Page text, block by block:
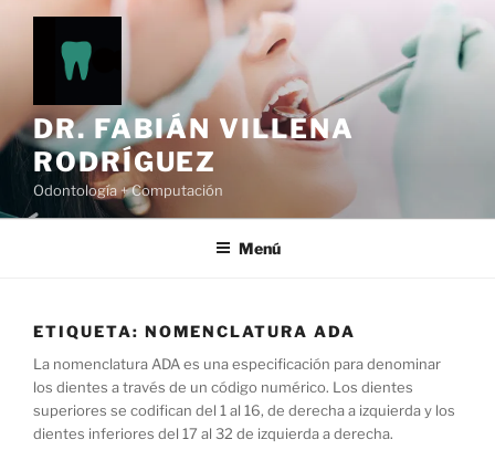
contenido
DR. FABIÁN VILLENA
RODRÍGUEZ
Odontología + Computación
Menú
ETIQUETA: NOMENCLATURA ADA
La nomenclatura ADA es una especificación para denominar
los dientes a través de un código numérico. Los dientes
superiores se codifican del 1 al 16, de derecha a izquierda y los
dientes inferiores del 17 al 32 de izquierda a derecha.